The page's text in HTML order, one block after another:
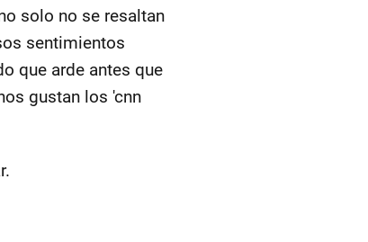
solo no se resaltan
sentimientos
que arde antes que
gustan los 'cnn